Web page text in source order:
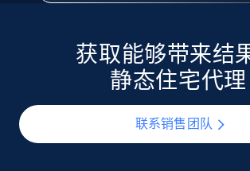
获取能够带来结
静态住宅代理
联系销售团队